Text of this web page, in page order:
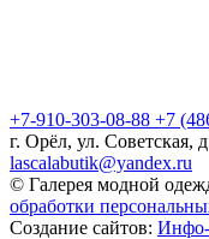
+7-910-303-08-88 +7
г. Орёл, ул. Советская,
lascalabutik@yandex.ru
© Галерея модной
обработки
Создание сайтов: